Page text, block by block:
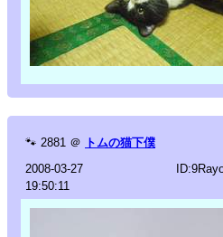
🐾 2881 ＠ トムの猫下僕
2008-03-27
19:50:11